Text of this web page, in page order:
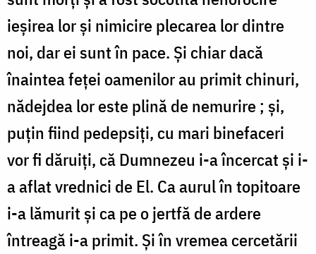
ieșirea lor și nimicire plecarea lor dintre
noi, dar ei sunt în pace. Și chiar dacă
înaintea feței oamenilor au primit chinuri,
nădejdea lor este plină de nemurire ; și,
puțin fiind pedepsiți, cu mari binefaceri
vor fi dăruiți, că Dumnezeu i-a încercat și i-
a aflat vrednici de El. Ca aurul în topitoare
i-a lămurit și ca pe o jertfă de ardere
întreagă i-a primit. Și în vremea cercetării